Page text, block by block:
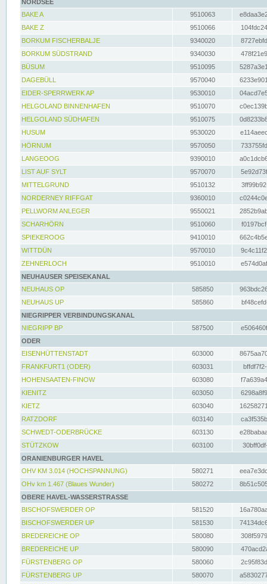
NORDSEE
BAKE A
9510063
BAKE Z
9510066
BORKUM FISCHERBALJE
9340020
BORKUM SÜDSTRAND
9340030
BÜSUM
9510095
DAGEBÜLL
9570040
EIDER-SPERRWERK AP
9530010
HELGOLAND BINNENHAFEN
9510070
HELGOLAND SÜDHAFEN
9510075
HUSUM
9530020
HÖRNUM
9570050
LANGEOOG
9390010
LIST AUF SYLT
9570070
MITTELGRUND
9510132
NORDERNEY RIFFGAT
9360010
PELLWORM ANLEGER
9550021
SCHARHÖRN
9510060
SPIEKEROOG
9410010
WITTDÜN
9570010
ZEHNERLOCH
9510010
NEUHAUSER SPEISEKANAL
NEUHAUS OP
585850
NEUHAUS UP
585860
NIEGRIPPER VERBINDUNGSKANAL
NIEGRIPP BP
587500
ODER
EISENHÜTTENSTADT
603000
FRANKFURT1 (ODER)
603031
HOHENSAATEN-FINOW
603080
KIENITZ
603050
KIETZ
603040
RATZDORF
603140
SCHWEDT-ODERBRÜCKE
603130
STÜTZKOW
603100
ORANIENBURGER HAVEL
OHV KM 3.014 (HOCHSPANNUNG)
580271
OHv km 1.467 (Blaues Wunder)
580272
OBERE HAVEL-WASSERSTRASSE
BISCHOFSWERDER OP
581520
BISCHOFSWERDER UP
581530
BREDEREICHE OP
580080
BREDEREICHE UP
580090
FÜRSTENBERG OP
580060
FÜRSTENBERG UP
580070